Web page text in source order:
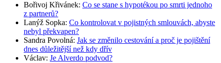
Bořivoj Křivánek: Co se stane s hypotékou po smrti jednoho
z partnerů?
Lanýž Sopka: Co kontrolovat v pojistných smlouvách, abyste
nebyl překvapen?
Sandra Povolná: Jak se změnilo cestování a proč je pojištění
dnes důležitější než kdy dřív
Václav: Je Alverdo podvod?